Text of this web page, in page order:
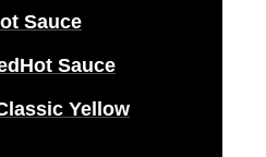
Sauce
Sauce
Yellow